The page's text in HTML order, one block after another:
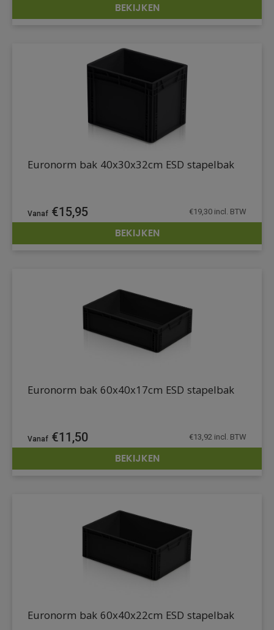
DETAILS
BEKIJKEN
DETAILS
Euronorm bak 40x30x32cm ESD stapelbak
€15,95 €19,30 incl. BTW
BEKIJKEN
DETAILS
Euronorm bak 60x40x17cm ESD stapelbak
€11,50 €13,92 incl. BTW
BEKIJKEN
Euronorm bak 60x40x22cm ESD stapelbak